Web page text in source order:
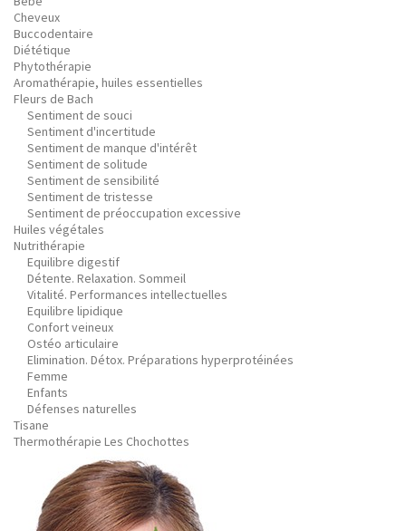
Cheveux
Buccodentaire
Diététique
Phytothérapie
Aromathérapie, huiles essentielles
Fleurs de Bach
Sentiment de souci
Sentiment d'incertitude
Sentiment de manque d'intérêt
Sentiment de solitude
Sentiment de sensibilité
Sentiment de tristesse
Sentiment de préoccupation excessive
Huiles végétales
Nutrithérapie
Equilibre digestif
Détente. Relaxation. Sommeil
Vitalité. Performances intellectuelles
Equilibre lipidique
Confort veineux
Ostéo articulaire
Elimination. Détox. Préparations hyperprotéinées
Femme
Enfants
Défenses naturelles
Tisane
Thermothérapie Les Chochottes